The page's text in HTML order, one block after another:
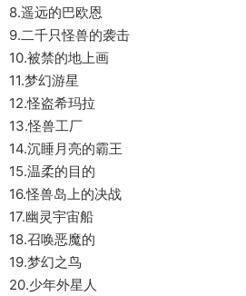
8.遥远的巴欧恩
9.二千只怪兽的袭击
10.被禁的地上画
11.梦幻游星
12.怪盗希玛拉
13.怪兽工厂
14.沉睡月亮的霸王
15.温柔的目的
16.怪兽岛上的决战
17.幽灵宇宙船
18.召唤恶魔的
19.梦幻之鸟
20.少年外星人